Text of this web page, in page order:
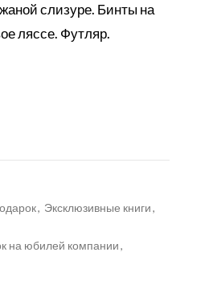
слизуре. Бинты на
ляссе. Футляр.
, Эксклюзивные книги,
на юбилей компании,